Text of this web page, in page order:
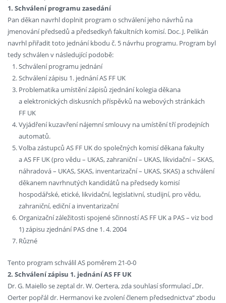
1. Schválení programu zasedání
Pan děkan navrhl doplnit program o schválení jeho návrhů na
jmenování předsedů a předsedkyň fakultních komisí. Doc. J. Pelikán
navrhl přiřadit toto jednání kbodu č. 5 návrhu programu. Program byl
tedy schválen v následující podobě:
Schválení programu jednání
Schválení zápisu 1. jednání AS FF UK
Problematika umístění zápisů zjednání kolegia děkana
a elektronických diskusních příspěvků na webových stránkách
FF UK
Vyjádření kuzavření nájemní smlouvy na umístění tří prodejních
automatů.
Volba zástupců AS FF UK do společných komisí děkana fakulty
a AS FF UK (pro vědu – UKAS, zahraniční – UKAS, likvidační – SKAS,
náhradová – UKAS, SKAS, inventarizační – UKAS, SKAS) a schválení
děkanem navrhnutých kandidátů na předsedy komisí
hospodářské, etické, likvidační, legislativní, studijní, pro vědu,
zahraniční, ediční a inventarizační
Organizační záležitosti spojené sčinností AS FF UK a PAS – viz bod
1) zápisu zjednání PAS dne 1. 4. 2004
Různé
Tento program schválil AS poměrem 21-0-0
2. Schválení zápisu 1. jednání AS FF UK
Dr. G. Maiello se zeptal dr. W. Oertera, zda souhlasí sformulací „Dr.
Oerter popřál dr. Hermanovi ke zvolení členem předsednictva“ zbodu